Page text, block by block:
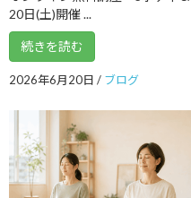
2025年4月
2025年3月
2025年2月
2024年12月
2024年11月
20日(土)開催 ...
続きを読む
2026年6月20日 / ブログ